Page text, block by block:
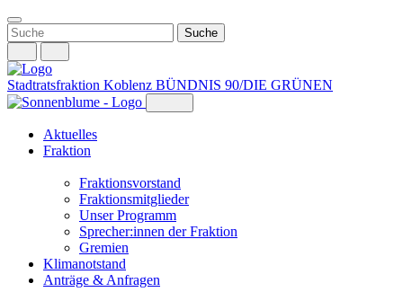
Weiter
zum
Inhalt
Stadtratsfraktion Koblenz BÜNDNIS 90/DIE GRÜNEN
Aktuelles
Fraktion
Fraktionsvorstand
Fraktionsmitglieder
Unser Programm
Sprecher:innen der Fraktion
Gremien
Klimanotstand
Anträge & Anfragen